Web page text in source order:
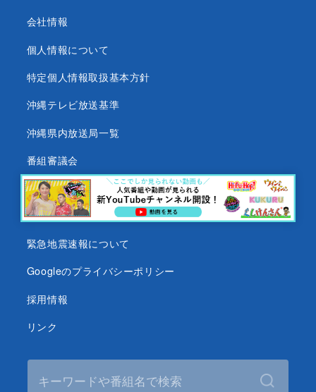
会社情報
個人情報について
特定個人情報取扱基本方針
沖縄テレビ放送基準
沖縄県内放送局一覧
番組審議会
沖縄テレビ名義の後援依頼について
テレビ視聴データについて
緊急地震速報について
Googleのプライバシーポリシー
採用情報
リンク